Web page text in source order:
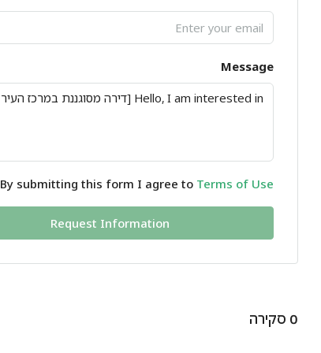
Message
By submitting this form I agree to Terms of Use
Request Information
0 סקירה